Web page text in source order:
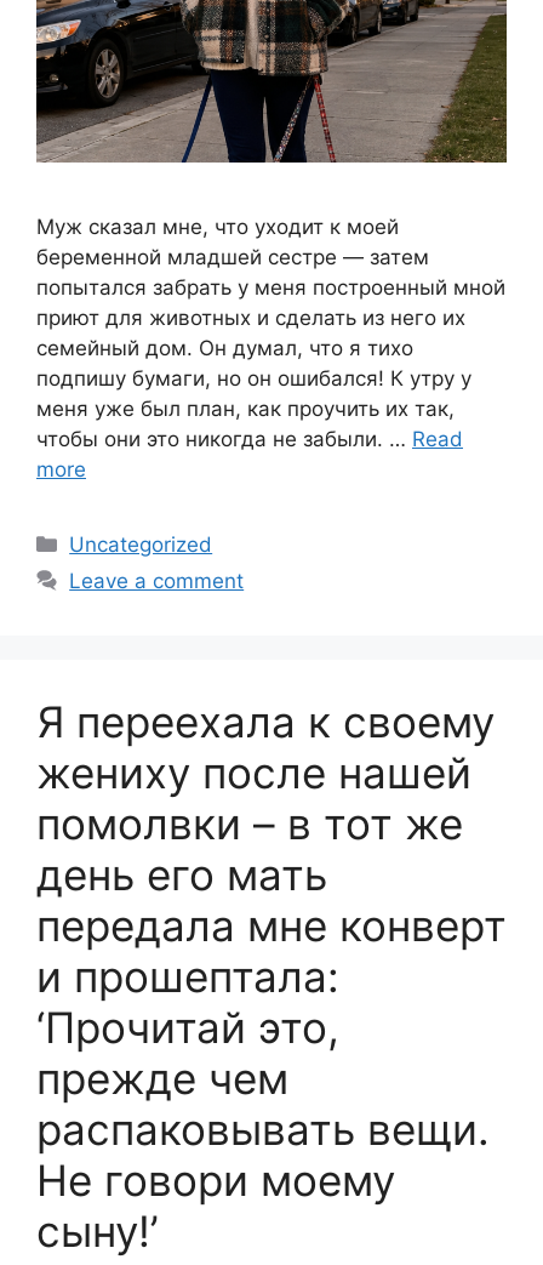
Муж сказал мне, что уходит к моей
беременной младшей сестре — затем
попытался забрать у меня построенный мной
приют для животных и сделать из него их
семейный дом. Он думал, что я тихо
подпишу бумаги, но он ошибался! К утру у
меня уже был план, как проучить их так,
чтобы они это никогда не забыли. … Read
more
Categories
Uncategorized
Leave a comment
Я переехала к своему
жениху после нашей
помолвки – в тот же
день его мать
передала мне конверт
и прошептала:
‘Прочитай это,
прежде чем
распаковывать вещи.
Не говори моему
сыну!’